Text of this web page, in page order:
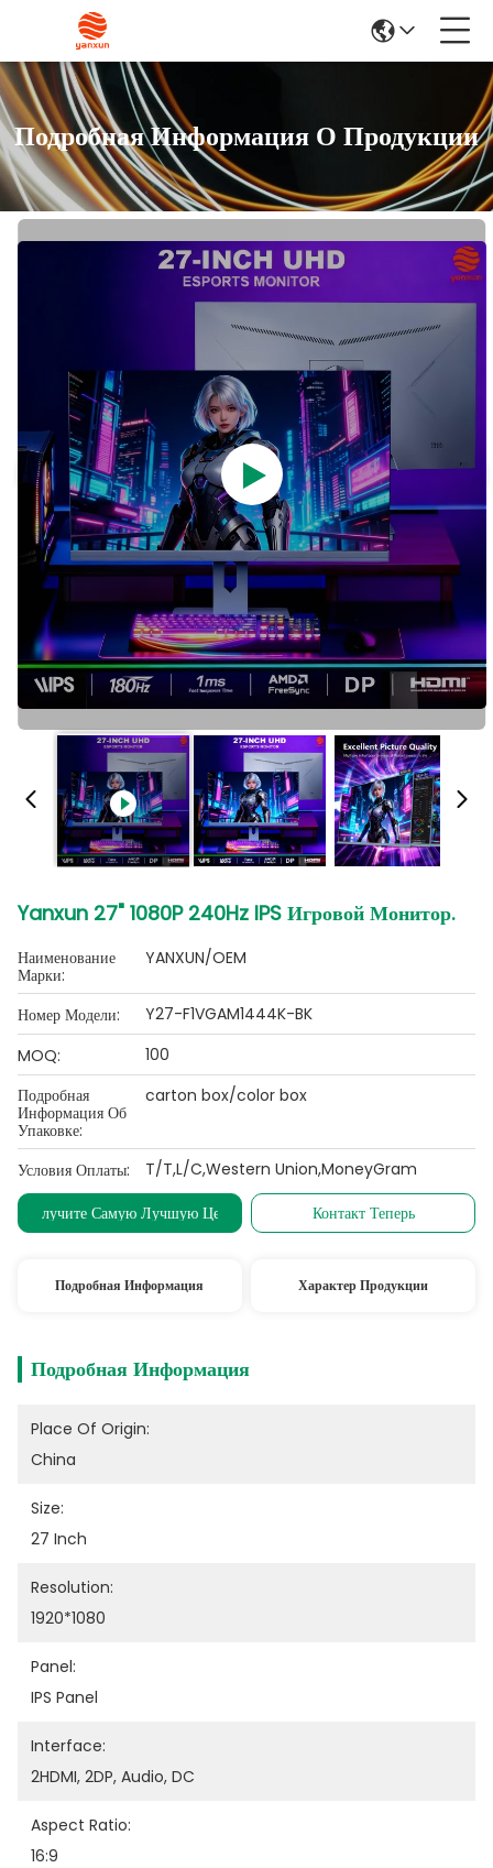
Подробная Информация О Продукции
Yanxun 27" 1080P 240Hz IPS Игровой Монитор.
Наименование
Марки:
YANXUN/OEM
Номер Модели:
Y27-F1VGAM1444K-BK
MOQ:
100
Подробная
Информация Об
Упаковке:
carton box/color box
Условия Оплаты:
T/T,L/C,Western Union,MoneyGram
Получите Самую Лучшую Цену
Контакт Теперь
Подробная Информация Характер Продукции
Подробная Информация
Place Of Origin:
China
Size:
27 Inch
Resolution:
1920*1080
Panel:
IPS Panel
Interface:
2HDMI, 2DP, Audio, DC
Aspect Ratio:
16:9